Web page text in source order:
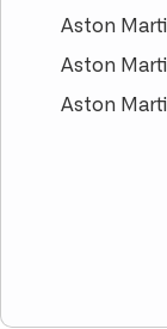
Aston
Aston
Aston